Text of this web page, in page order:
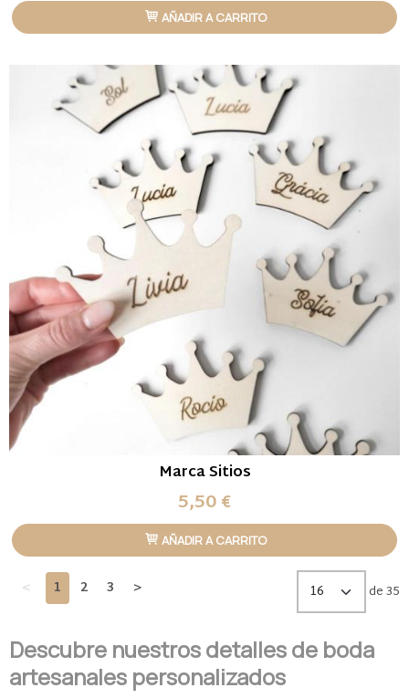
AÑADIR A CARRITO
Marca Sitios
5,50 €
AÑADIR A CARRITO
< 1 2 3 > de 35
Descubre nuestros detalles de boda
artesanales personalizados